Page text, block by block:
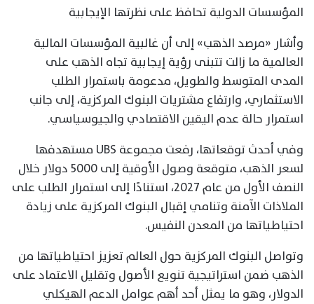
المؤسسات الدولية تحافظ على نظرتها الإيجابية
وأشار «مرصد الذهب» إلى أن غالبية المؤسسات المالية
العالمية ما زالت تتبنى رؤية إيجابية تجاه الذهب على
المدى المتوسط والطويل، مدعومة باستمرار الطلب
الاستثماري، وارتفاع مشتريات البنوك المركزية، إلى جانب
استمرار حالة عدم اليقين الاقتصادي والجيوسياسي.
وفي أحدث توقعاتها، رفعت مجموعة UBS مستهدفها
لسعر الذهب، متوقعة وصول الأوقية إلى 5000 دولار خلال
النصف الأول من عام 2027، استنادًا إلى استمرار الطلب على
الملاذات الآمنة وتنامي إقبال البنوك المركزية على زيادة
احتياطياتها من المعدن النفيس.
وتواصل البنوك المركزية حول العالم تعزيز احتياطياتها من
الذهب ضمن استراتيجية تنويع الأصول وتقليل الاعتماد على
الدولار، وهو ما يمثل أحد أهم عوامل الدعم الهيكلي